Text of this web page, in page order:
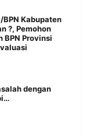
BPN Kabupaten
?, Pemohon
BPN Provinsi
dengan